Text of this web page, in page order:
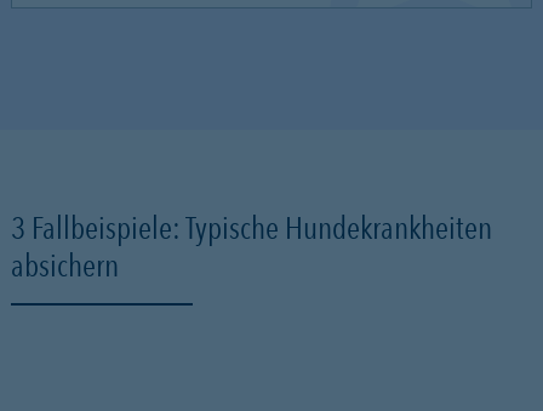
3 Fallbeispiele: Typische Hundekrankheiten
absichern